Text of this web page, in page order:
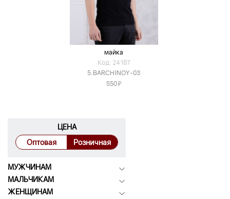
майка
Код: 24187
5.BARCHINOY-03
550Я
ЦЕНА
Оптовая
Розничная
МУЖЧИНАМ
МАЛЬЧИКАМ
ЖЕНЩИНАМ